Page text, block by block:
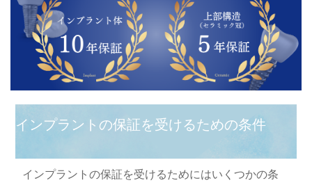
インプラントの保証を受けるための条件
インプラントの保証を受けるためにはいくつかの条